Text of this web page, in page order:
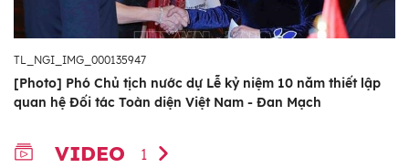
TL_NGI_IMG_000135947
[Photo] Phó Chủ tịch nước dự Lễ kỷ niệm 10 năm thiết lập
quan hệ Đối tác Toàn diện Việt Nam - Đan Mạch
VIDEO 1